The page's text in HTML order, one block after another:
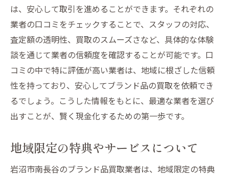
は、安心して取引を進めることができます。それぞれの
業者の口コミをチェックすることで、スタッフの対応、
査定額の透明性、買取のスムーズさなど、具体的な体験
談を通じて業者の信頼度を確認することが可能です。口
コミの中で特に評価が高い業者は、地域に根ざした信頼
性を持っており、安心してブランド品の買取を依頼でき
るでしょう。こうした情報をもとに、最適な業者を選び
出すことが、賢く現金化するための第一歩です。
地域限定の特典やサービスについて
岩沼市南長谷のブランド品買取業者は、地域限定の特典